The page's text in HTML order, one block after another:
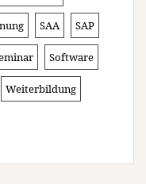
SAA SAP
Software
Weiterbildung